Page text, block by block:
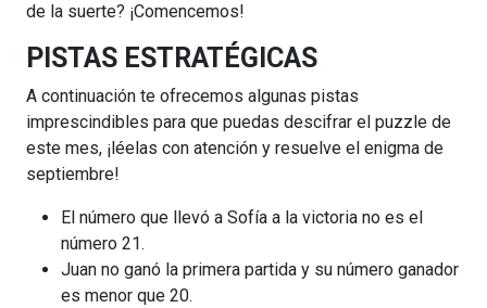
de la suerte? ¡Comencemos!
PISTAS ESTRATÉGICAS
A continuación te ofrecemos algunas pistas
imprescindibles para que puedas descifrar el puzzle de
este mes, ¡léelas con atención y resuelve el enigma de
septiembre!
El número que llevó a Sofía a la victoria no es el
número 21.
Juan no ganó la primera partida y su número ganador
es menor que 20.